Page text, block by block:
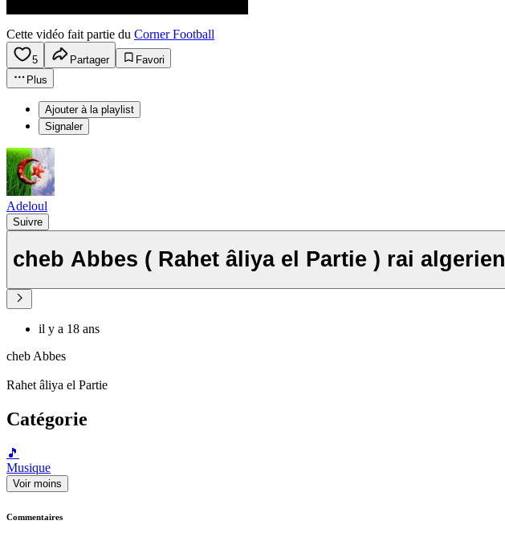
Cette vidéo fait partie du Corner Football
5 Partager
Favori
Plus
Ajouter à la playlist
Signaler
Adeloul
Suivre
cheb Abbes ( Rahet âliya el Partie ) rai algerien
il y a 18 ans
cheb Abbes
Rahet âliya el Partie
Catégorie
🎵
Musique
Voir moins
Commentaires